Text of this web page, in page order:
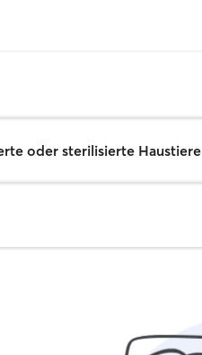
oder sterilisierte Haustiere